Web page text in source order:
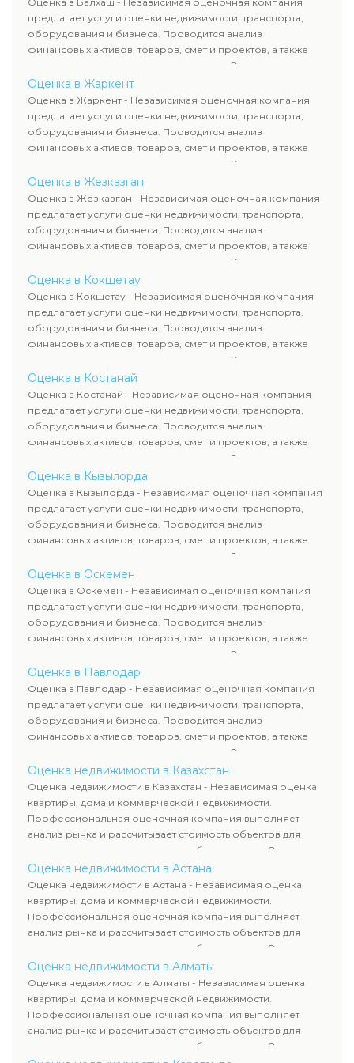
требованиям законодательства и используются для
сделок, кредитования и судебных процессов.
предлагает услуги оценки недвижимости, транспорта,
оборудования и бизнеса. Проводится анализ
финансовых активов, товаров, смет и проектов, а также
оценка животных и недропользования. Эксперты
определяют рыночную стоимость имущества и
рассчитывают ущерб. Все отчеты соответствуют
требованиям законодательства и используются для
сделок, кредитования и судебных процессов.
Оценка в Жаркент
Оценка в Жаркент - Независимая оценочная компания
предлагает услуги оценки недвижимости, транспорта,
оборудования и бизнеса. Проводится анализ
финансовых активов, товаров, смет и проектов, а также
оценка животных и недропользования. Эксперты
определяют рыночную стоимость имущества и
рассчитывают ущерб. Все отчеты соответствуют
требованиям законодательства и используются для
сделок, кредитования и судебных процессов.
Оценка в Жезказган
Оценка в Жезказган - Независимая оценочная компания
предлагает услуги оценки недвижимости, транспорта,
оборудования и бизнеса. Проводится анализ
финансовых активов, товаров, смет и проектов, а также
оценка животных и недропользования. Эксперты
определяют рыночную стоимость имущества и
рассчитывают ущерб. Все отчеты соответствуют
требованиям законодательства и используются для
сделок, кредитования и судебных процессов.
Оценка в Кокшетау
Оценка в Кокшетау - Независимая оценочная компания
предлагает услуги оценки недвижимости, транспорта,
оборудования и бизнеса. Проводится анализ
финансовых активов, товаров, смет и проектов, а также
оценка животных и недропользования. Эксперты
определяют рыночную стоимость имущества и
рассчитывают ущерб. Все отчеты соответствуют
требованиям законодательства и используются для
сделок, кредитования и судебных процессов.
Оценка в Костанай
Оценка в Костанай - Независимая оценочная компания
предлагает услуги оценки недвижимости, транспорта,
оборудования и бизнеса. Проводится анализ
финансовых активов, товаров, смет и проектов, а также
оценка животных и недропользования. Эксперты
определяют рыночную стоимость имущества и
рассчитывают ущерб. Все отчеты соответствуют
требованиям законодательства и используются для
сделок, кредитования и судебных процессов.
Оценка в Кызылорда
Оценка в Кызылорда - Независимая оценочная компания
предлагает услуги оценки недвижимости, транспорта,
оборудования и бизнеса. Проводится анализ
финансовых активов, товаров, смет и проектов, а также
оценка животных и недропользования. Эксперты
определяют рыночную стоимость имущества и
рассчитывают ущерб. Все отчеты соответствуют
требованиям законодательства и используются для
сделок, кредитования и судебных процессов.
Оценка в Оскемен
Оценка в Оскемен - Независимая оценочная компания
предлагает услуги оценки недвижимости, транспорта,
оборудования и бизнеса. Проводится анализ
финансовых активов, товаров, смет и проектов, а также
оценка животных и недропользования. Эксперты
определяют рыночную стоимость имущества и
рассчитывают ущерб. Все отчеты соответствуют
требованиям законодательства и используются для
сделок, кредитования и судебных процессов.
Оценка в Павлодар
Оценка в Павлодар - Независимая оценочная компания
предлагает услуги оценки недвижимости, транспорта,
оборудования и бизнеса. Проводится анализ
финансовых активов, товаров, смет и проектов, а также
оценка животных и недропользования. Эксперты
определяют рыночную стоимость имущества и
рассчитывают ущерб. Все отчеты соответствуют
требованиям законодательства и используются для
сделок, кредитования и судебных процессов.
Оценка недвижимости в Казахстан
Оценка недвижимости в Казахстан - Независимая оценка
квартиры, дома и коммерческой недвижимости.
Профессиональная оценочная компания выполняет
анализ рынка и рассчитывает стоимость объектов для
продажи, ипотеки, аренды и судебных споров. Оценка
недвижимости включает современные методы и
гарантирует объективные результаты. Отчеты
используются для банков, судов и страховых компаний по
всему Казахстану.
Оценка недвижимости в Астана
Оценка недвижимости в Астана - Независимая оценка
квартиры, дома и коммерческой недвижимости.
Профессиональная оценочная компания выполняет
анализ рынка и рассчитывает стоимость объектов для
продажи, ипотеки, аренды и судебных споров. Оценка
недвижимости включает современные методы и
гарантирует объективные результаты. Отчеты
используются для банков, судов и страховых компаний по
всему Казахстану.
Оценка недвижимости в Алматы
Оценка недвижимости в Алматы - Независимая оценка
квартиры, дома и коммерческой недвижимости.
Профессиональная оценочная компания выполняет
анализ рынка и рассчитывает стоимость объектов для
продажи, ипотеки, аренды и судебных споров. Оценка